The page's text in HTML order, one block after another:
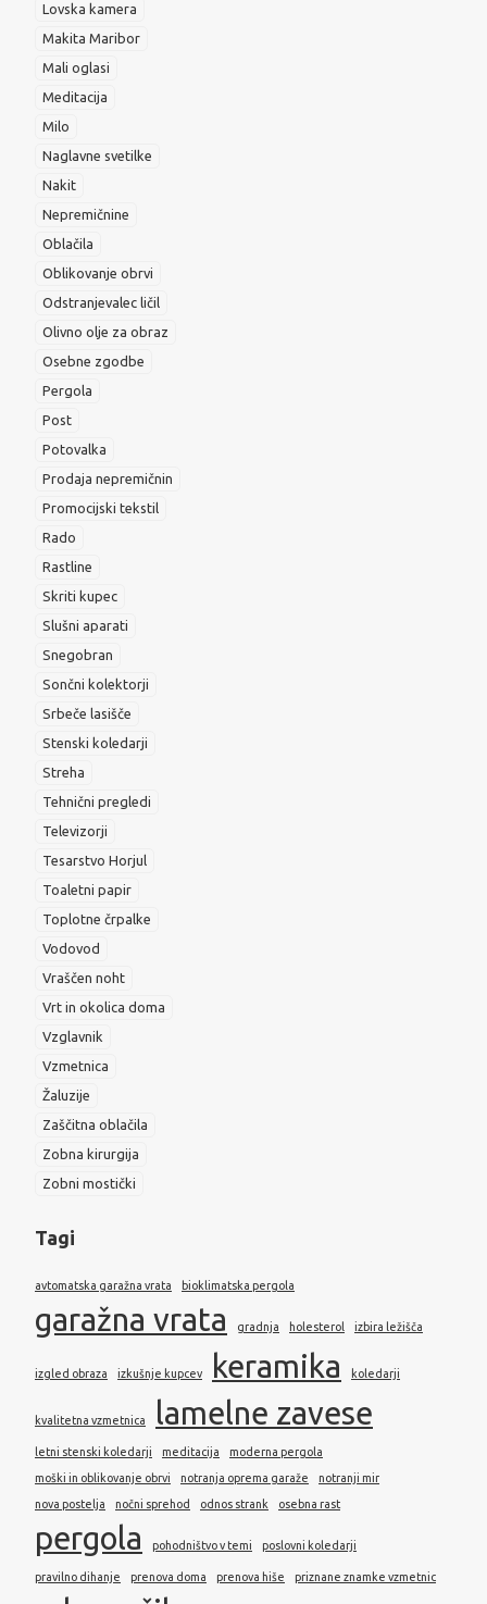
Lovska kamera
Makita Maribor
Mali oglasi
Meditacija
Milo
Naglavne svetilke
Nakit
Nepremičnine
Oblačila
Oblikovanje obrvi
Odstranjevalec ličil
Olivno olje za obraz
Osebne zgodbe
Pergola
Post
Potovalka
Prodaja nepremičnin
Promocijski tekstil
Rado
Rastline
Skriti kupec
Slušni aparati
Snegobran
Sončni kolektorji
Srbeče lasišče
Stenski koledarji
Streha
Tehnični pregledi
Televizorji
Tesarstvo Horjul
Toaletni papir
Toplotne črpalke
Vodovod
Vraščen noht
Vrt in okolica doma
Vzglavnik
Vzmetnica
Žaluzije
Zaščitna oblačila
Zobna kirurgija
Zobni mostički
Tagi
avtomatska garažna vrata bioklimatska pergola
garažna vrata gradnja holesterol izbira ležišča
izgled obraza izkušnje kupcev keramika koledarji
kvalitetna vzmetnica lamelne zavese
letni stenski koledarji meditacija
moderna pergola
moški in oblikovanje obrvi
notranja oprema garaže
notranji mir
nova postelja
nočni sprehod odnos strank osebna rast
pergola pohodništvo v temi poslovni koledarji
pravilno dihanje prenova doma prenova hiše priznane znamke vzmetnic